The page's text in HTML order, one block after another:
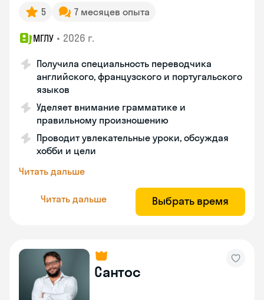
5 7 месяцев опыта
МГЛУ • 2026 г.
Получила специальность переводчика
английского, французского и португальского
языков
Уделяет внимание грамматике и
правильному произношению
Проводит увлекательные уроки, обсуждая
хобби и цели
Читать дальше
Читать дальше Выбрать время
Сантос